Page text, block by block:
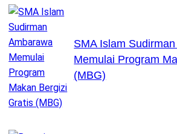
SMA Islam
Memulai Program
(MBG)